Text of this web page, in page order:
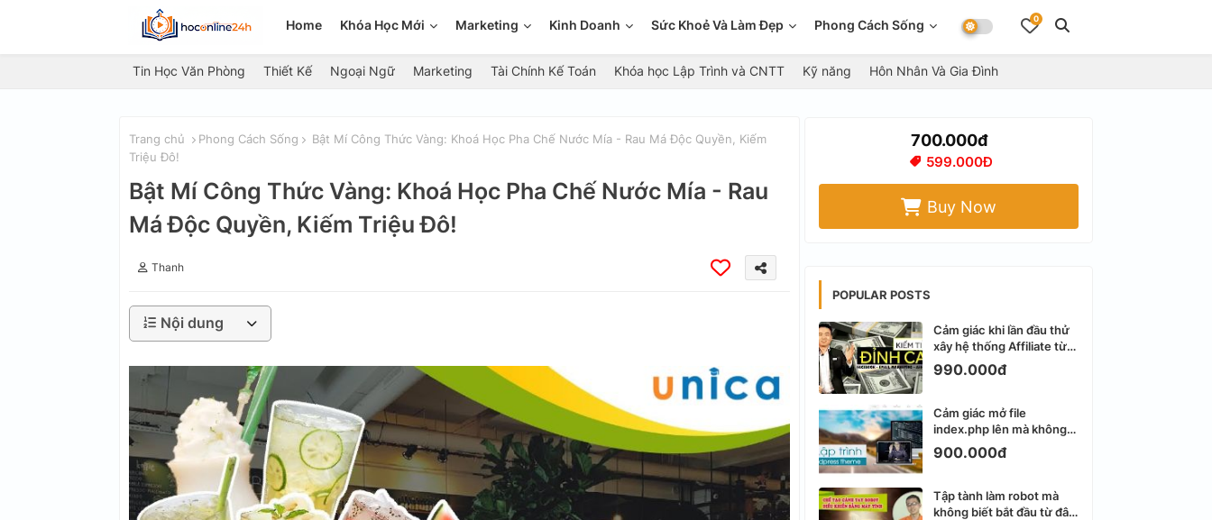
Home Khóa Học Mới Marketing Kinh Doanh Sức Khoẻ Và Làm Đẹp Phong Cách Sống 0
Tin Học Văn Phòng Thiết Kế Ngoại Ngữ Marketing Tài Chính Kế Toán Khóa học Lập Trình và CNTT Kỹ năng Hôn Nhân Và Gia Đình
Trang chủ Phong Cách Sống
Bật Mí Công Thức Vàng: Khoá Học Pha Chế Nước Mía - Rau Má Độc Quyền, Kiếm
Triệu Đô!
Bật Mí Công Thức Vàng: Khoá Học Pha Chế Nước Mía - Rau
Má Độc Quyền, Kiếm Triệu Đô!
Thanh
Nội dung
700.000đ
599.000Đ
Buy Now
POPULAR POSTS
Cảm giác khi lần đầu thử
xây hệ thống Affiliate từ
Facebook cá nhân
990.000đ
Cảm giác mở file
index.php lên mà không
biết viết gì tiếp theo
900.000đ
Tập tành làm robot mà
không biết bắt đầu từ đâu